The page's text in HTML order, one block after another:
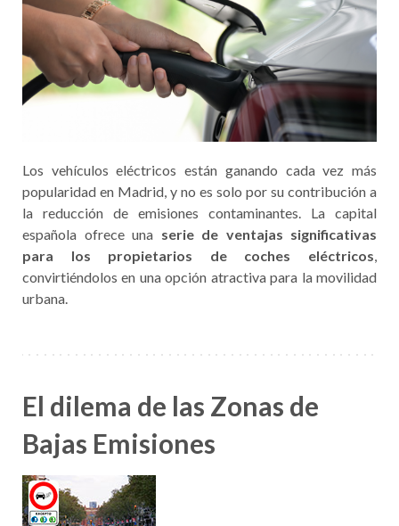
Los vehículos eléctricos están ganando cada vez más
popularidad en Madrid, y no es solo por su contribución a
la reducción de emisiones contaminantes. La capital
española ofrece una serie de ventajas significativas
para los propietarios de coches eléctricos,
convirtiéndolos en una opción atractiva para la movilidad
urbana.
El dilema de las Zonas de
Bajas Emisiones